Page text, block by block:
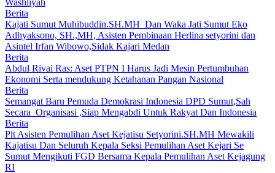
Berita
Kajati Sumut Muhibuddin.SH.MH Dan Waka Jati Sumut Eko
Adhyaksono, SH.,MH, Asisten Pembinaan Herlina setyorini dan
Asintel Irfan Wibowo,Sidak Kajari Medan
Berita
Abdul Rivai Ras: Aset PTPN I Harus Jadi Mesin Pertumbuhan
Ekonomi Serta mendukung Ketahanan Pangan Nasional
Berita
Semangat Baru Pemuda Demokrasi Indonesia DPD Sumut,Sah
Secara Organisasi ,Siap Mengabdi Untuk Rakyat Dan Indonesia
Berita
Plt Asisten Pemulihan Aset Kejatisu Setyorini.SH.MH Mewakili
Kajatisu Dan Seluruh Kepala Seksi Pemulihan Aset Kejari Se
Sumut Mengikuti FGD Bersama Kepala Pemulihan Aset Kejagung
RI